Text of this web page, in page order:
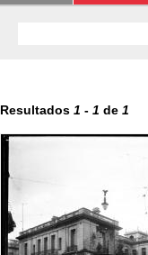
Resultados 1 - 1 de 1